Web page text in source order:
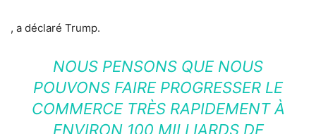
, a déclaré Trump.
NOUS PENSONS QUE NOUS
POUVONS FAIRE PROGRESSER LE
COMMERCE TRÈS RAPIDEMENT À
ENVIRON 100 MILLIARDS DE